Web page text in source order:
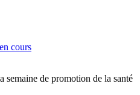
cours
semaine de promotion de la santé